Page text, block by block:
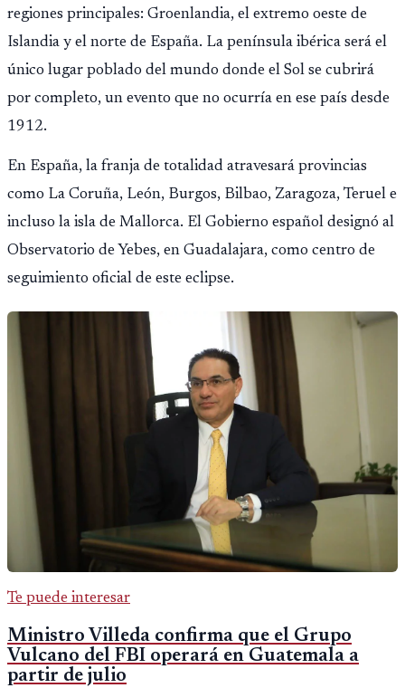
regiones principales: Groenlandia, el extremo oeste de
Islandia y el norte de España. La península ibérica será el
único lugar poblado del mundo donde el Sol se cubrirá
por completo, un evento que no ocurría en ese país desde
1912.
En España, la franja de totalidad atravesará provincias
como La Coruña, León, Burgos, Bilbao, Zaragoza, Teruel e
incluso la isla de Mallorca. El Gobierno español designó al
Observatorio de Yebes, en Guadalajara, como centro de
seguimiento oficial de este eclipse.
Te puede interesar
Ministro Villeda confirma que el Grupo
Vulcano del FBI operará en Guatemala a
partir de julio